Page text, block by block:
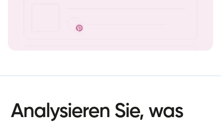
Analysieren Sie, was